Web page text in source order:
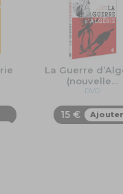
La Guerre
(nouvelle…
DVD
15 € Ajouter